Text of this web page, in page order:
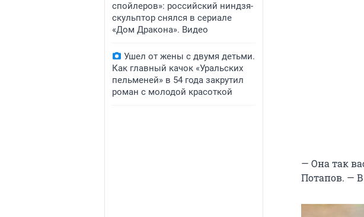
спойлеров»: российский ниндзя-
скульптор снялся в сериале
«Дом Дракона». Видео
Ушел от жены с двумя детьми.
Как главный качок «Уральских
пельменей» в 54 года закрутил
роман с молодой красоткой
— Она так
Потапов. — В